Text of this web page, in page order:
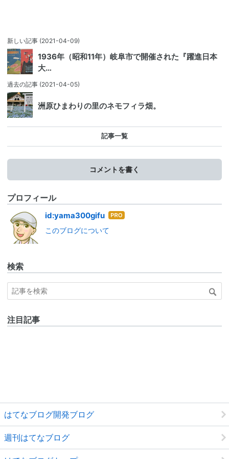
新しい記事 (2021-04-09)
1936年（昭和11年）岐阜市で開催された『躍進日本
大…
過去の記事 (2021-04-05)
洲原ひまわりの里のネモフィラ畑。
記事一覧
コメントを書く
プロフィール
id:yama300gifu はて
このブログについて
検索
注目記事
はてなブログ開発ブログ
週刊はてなブログ